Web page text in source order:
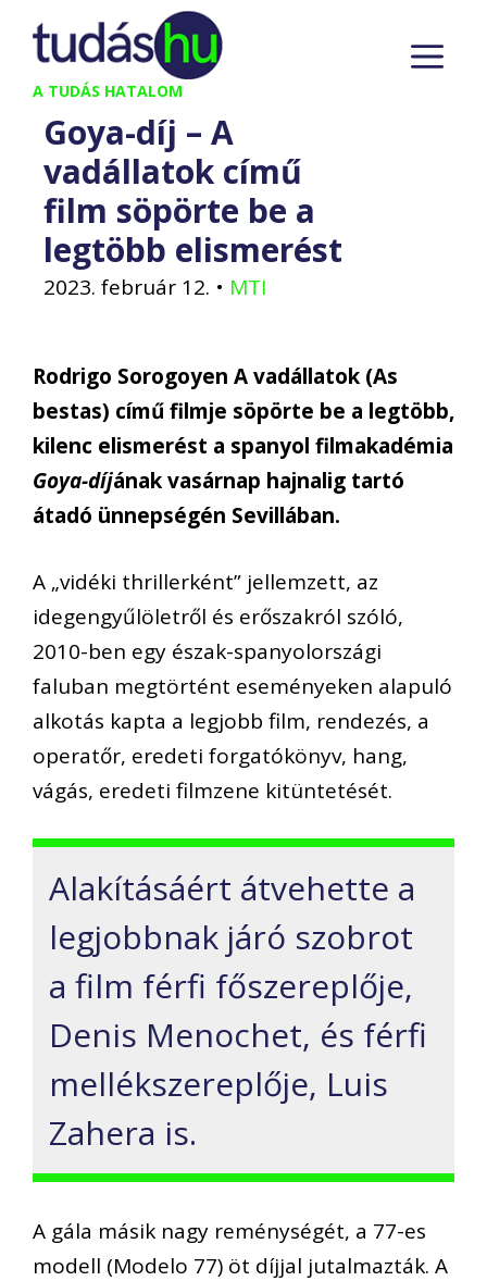
Kilépés
tartalomba
A TUDÁS HATALOM
Goya-díj – A
vadállatok című
film söpörte be a
legtöbb elismerést
2023. február 12. • MTI
Rodrigo Sorogoyen A vadállatok (As
bestas) című filmje söpörte be a legtöbb,
kilenc elismerést a spanyol filmakadémia
Goya-díjának vasárnap hajnalig tartó
átadó ünnepségén Sevillában.
A „vidéki thrillerként” jellemzett, az
idegengyűlöletről és erőszakról szóló,
2010-ben egy észak-spanyolországi
faluban megtörtént eseményeken alapuló
alkotás kapta a legjobb film, rendezés, a
operatőr, eredeti forgatókönyv, hang,
vágás, eredeti filmzene kitüntetését.
Alakításáért átvehette a
legjobbnak járó szobrot
a film férfi főszereplője,
Denis Menochet, és férfi
mellékszereplője, Luis
Zahera is.
A gála másik nagy reménységét, a 77-es
modell (Modelo 77) öt díjjal jutalmazták. A